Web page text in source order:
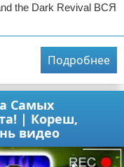
the Dark Revival ВСЯ
Подробнее
Самых
| Кореш,
видео